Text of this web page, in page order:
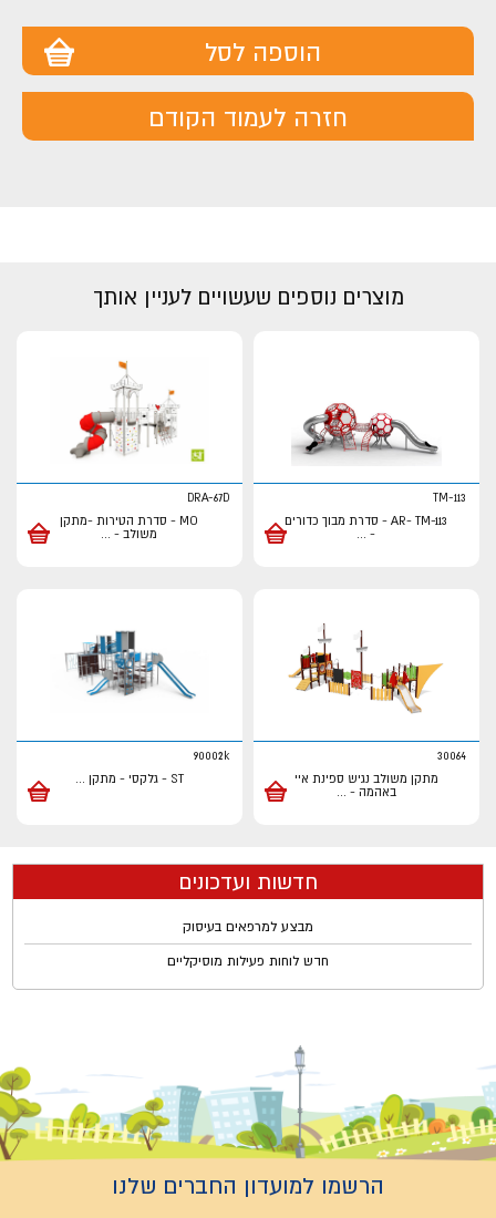
הוספה לסל
חזרה לעמוד הקודם
מוצרים נוספים שעשויים לעניין אותך
TM-113
AR- TM-113 - סדרת מבוך כדורים
-
...
DRA-67D
MO - סדרת הטירות -מתקן
משולב - ...
30064
מתקן משולב נגיש ספינת איי
באהמה - ...
90002k
ST - גלקסי - מתקן ...
חדשות ועדכונים
מבצע למרפאים בעיסוק
חדש לוחות פעילות מוסיקליים
הרשמו למועדון החברים שלנו